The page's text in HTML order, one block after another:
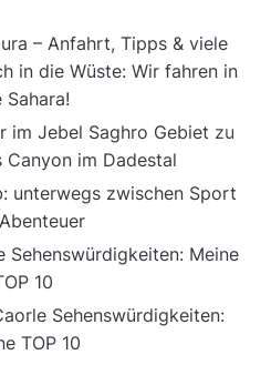
– Anfahrt, Tipps & viele
in die Wüste: Wir fahren in
Sahara!
im Jebel Saghro Gebiet zu
Canyon im Dadestal
unterwegs zwischen Sport
Sehenswürdigkeiten: Meine
10
Sehenswürdigkeiten:
TOP 10